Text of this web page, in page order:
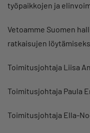
työpaikkojen ja
Vetoamme Suomen
ratkaisujen
Toimitusjohtaja Liisa
Toimitusjohtaja Paula
Toimitusjohtaja Ella-